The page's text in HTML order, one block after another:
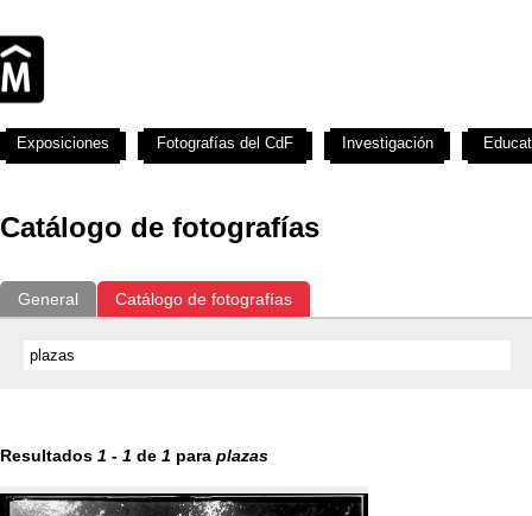
Catálogo de fotografías
General Catálogo de fotografías
Resultados 1 - 1 de 1 para plazas
Exposiciones Fotografías del CdF Investigación